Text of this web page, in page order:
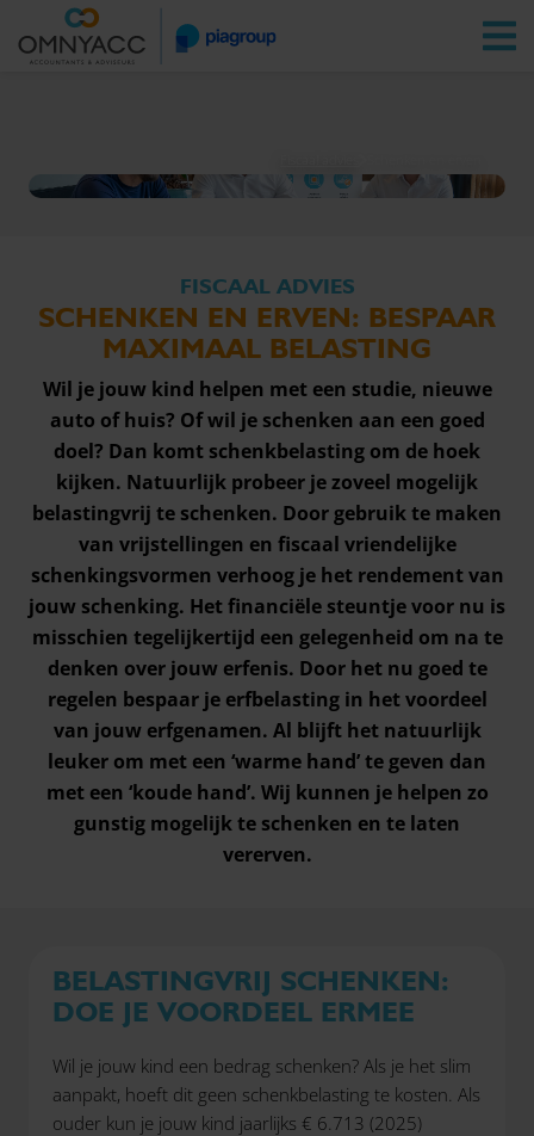
Vestigingen Zoeken
FISCAAL ADVIES
SCHENKEN EN ERVEN: BESPAAR
MAXIMAAL BELASTING
Wil je jouw kind helpen met een studie, nieuwe
auto of huis? Of wil je schenken aan een goed
doel? Dan komt schenkbelasting om de hoek
kijken. Natuurlijk probeer je zoveel mogelijk
belastingvrij te schenken. Door gebruik te maken
van vrijstellingen en fiscaal vriendelijke
schenkingsvormen verhoog je het rendement van
jouw schenking. Het financiële steuntje voor nu is
misschien tegelijkertijd een gelegenheid om na te
denken over jouw erfenis. Door het nu goed te
regelen bespaar je erfbelasting in het voordeel
van jouw erfgenamen. Al blijft het natuurlijk
leuker om met een ‘warme hand’ te geven dan
met een ‘koude hand’. Wij kunnen je helpen zo
gunstig mogelijk te schenken en te laten
vererven.
BELASTINGVRIJ SCHENKEN:
DOE JE VOORDEEL ERMEE
Wil je jouw kind een bedrag schenken? Als je het slim
aanpakt, hoeft dit geen schenkbelasting te kosten. Als
ouder kun je jouw kind jaarlijks € 6.713 (2025)